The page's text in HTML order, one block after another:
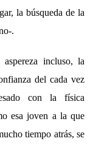
la búsqueda de la
.
incluso, la
del cada vez
con la física
esa joven a la que
tiempo atrás, se